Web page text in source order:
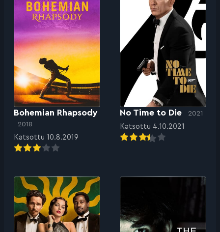
Bohemian Rhapsody
2018
Katsottu 10.8.2019
No Time to Die 2021
Katsottu 4.10.2021